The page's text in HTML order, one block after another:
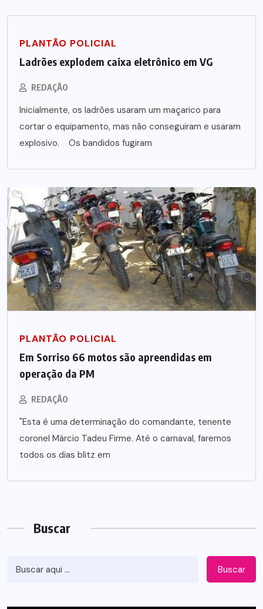
PLANTÃO POLICIAL
Ladrões explodem caixa eletrônico em VG
REDAÇÃO
Inicialmente, os ladrões usaram um maçarico para
cortar o equipamento, mas não conseguiram e usaram
explosivo. Os bandidos fugiram
PLANTÃO POLICIAL
Em Sorriso 66 motos são apreendidas em
operação da PM
REDAÇÃO
"Esta é uma determinação do comandante, tenente
coronel Márcio Tadeu Firme. Até o carnaval, faremos
todos os dias blitz em
Buscar
Buscar